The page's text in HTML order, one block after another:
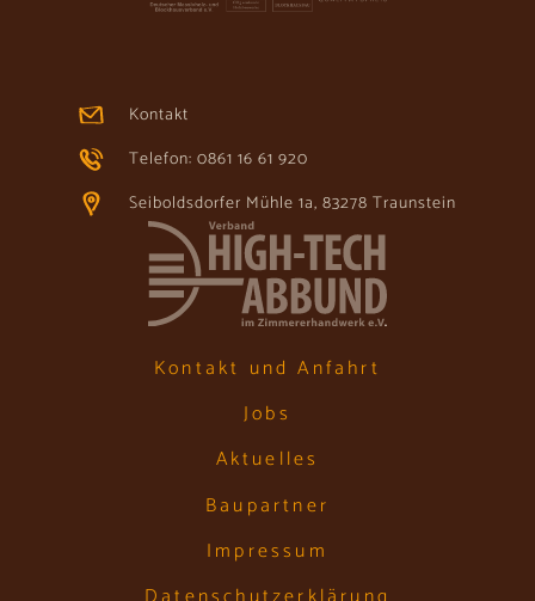
Kontakt
Telefon: 0861 16 61 920
Seiboldsdorfer Mühle 1a, 83278 Traunstein
Kontakt und Anfahrt
Jobs
Aktuelles
Baupartner
Impressum